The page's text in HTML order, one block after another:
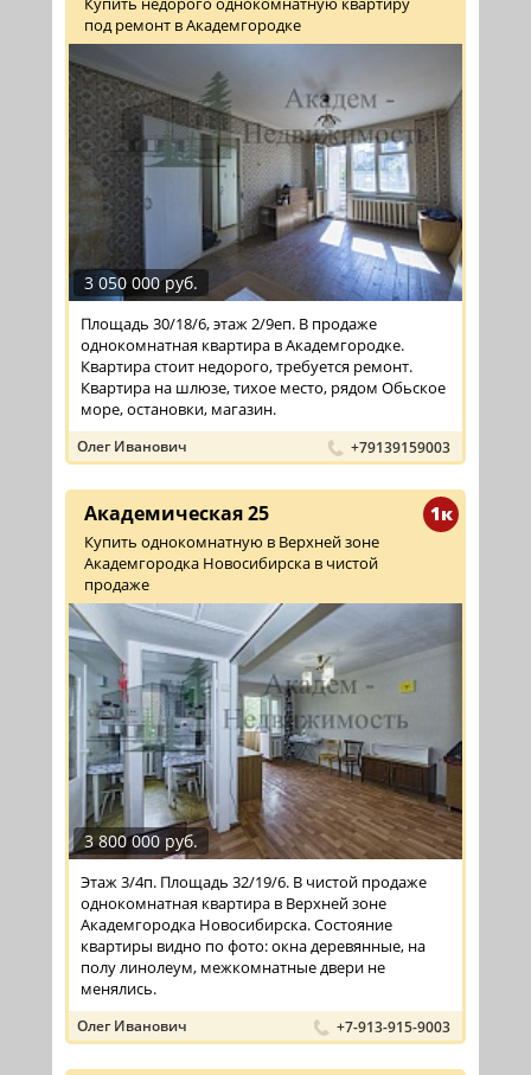
под ремонт в Академгородке
3 050 000 руб.
Площадь 30/18/6, этаж 2/9еп. В продаже
однокомнатная квартира в Академгородке.
Квартира стоит недорого, требуется ремонт.
Квартира на шлюзе, тихое место, рядом Обьское
море, остановки, магазин.
Олег Иванович +79139159003
1к
Академическая 25
Купить однокомнатную в Верхней зоне
Академгородка Новосибирска в чистой
продаже
3 800 000 руб.
Этаж 3/4п. Площадь 32/19/6. В чистой продаже
однокомнатная квартира в Верхней зоне
Академгородка Новосибирска. Состояние
квартиры видно по фото: окна деревянные, на
полу линолеум, межкомнатные двери не
менялись.
Олег Иванович +7-913-915-9003